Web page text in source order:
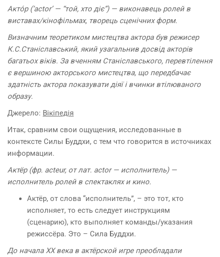
Акто́р (‘actor’ — “той, хто діє”) — виконавець ролей в
виставах/кінофільмах, творець сценічних форм.
Визначним теоретиком мистецтва актора був режисер
К.С.Станіславський, який узагальнив досвід акторів
багатьох віків. За вченням Станіславського, перевтілення
є вершиною акторського мистецтва, що передбачає
здатність актора показувати діяї і вчинки втілюваного
образу.
Джерело: Вікіпедія
Итак, сравним свои ощущения, исследованные в
контексте Силы Буддхи, с тем что говорится в источниках
информации.
Актёр (фр. acteur, от лат. actor — исполнитель) —
исполнитель ролей в спектаклях и кино.
Актёр, от слова “исполнитель”, – это тот, кто
исполняет, то есть следует инструкциям
(сценарию), кто выполняет команды/указания
режиссёра. Это – Сила Буддхи.
До начала XX века в актёрской игре преобладали